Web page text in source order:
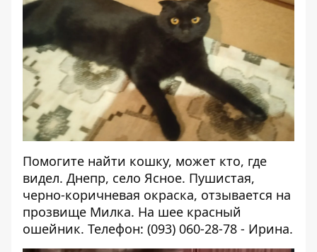
Помогите найти кошку, может кто, где
видел. Днепр, село Ясное. Пушистая,
черно-коричневая окраска, отзывается на
прозвище Милка. На шее красный
ошейник. Телефон: (093) 060-28-78 - Ирина.